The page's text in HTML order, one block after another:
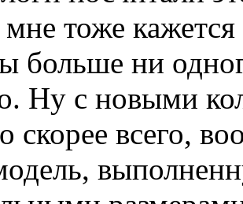
тоже
больше ни
Ну с новыми
скорее всего,